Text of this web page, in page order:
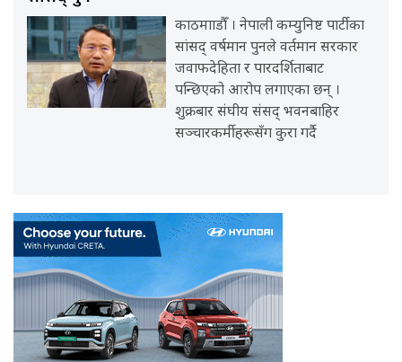
काठमााडौँ । नेपाली कम्युनिष्ट पार्टीका
सांसद् वर्षमान पुनले वर्तमान सरकार
जवाफदेहिता र पारदर्शिताबाट
पन्छिएको आरोप लगाएका छन् ।
शुक्रबार संघीय संसद् भवनबाहिर
सञ्चारकर्मीहरूसँग कुरा गर्दै